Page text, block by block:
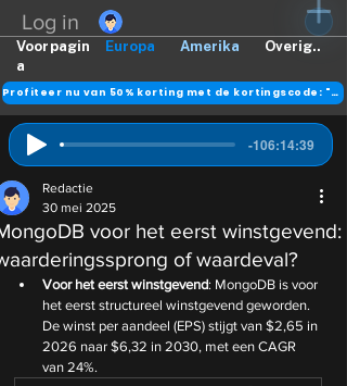
Log in
Europa Amerika Overig..
Voorpagin
a
Profiteer nu van 50% korting met de kortingscode: "DANK"
-106:14:39
voor het eerst winstgevend:
of waardeval?
Redactie
30 mei 2025
Voor het eerst winstgevend: MongoDB is voor
het eerst structureel winstgevend geworden.
De winst per aandeel (EPS) stijgt van $2,65 in
2026 naar $6,32 in 2030, met een CAGR
van 24%.